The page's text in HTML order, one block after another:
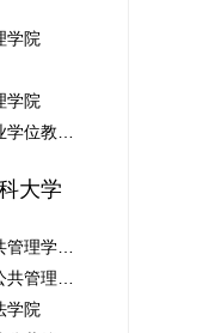
学院
学院
大学
学院